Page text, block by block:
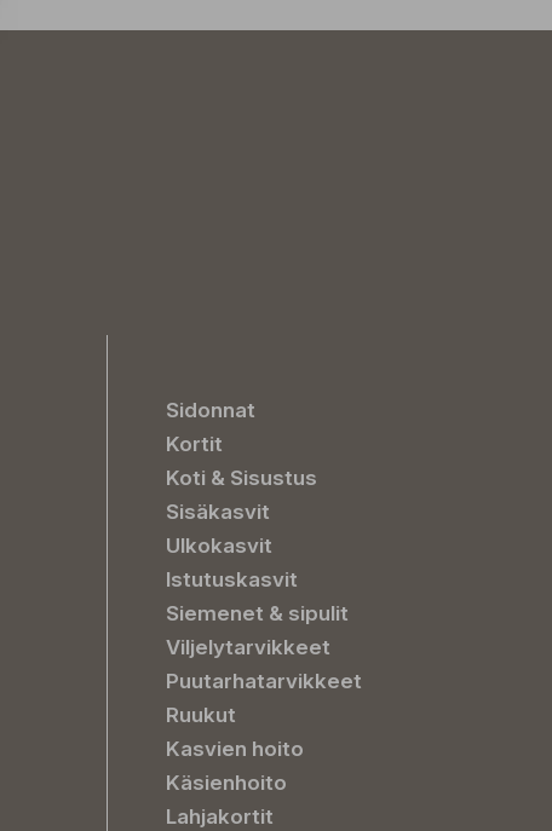
Sidonnat
Kortit
Koti & Sisustus
Sisäkasvit
Ulkokasvit
Istutuskasvit
Siemenet & sipulit
Viljelytarvikkeet
Puutarhatarvikkeet
Ruukut
Kasvien hoito
Käsienhoito
Lahjakortit